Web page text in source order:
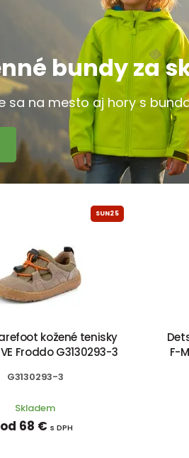
bundy za
sa na mesto aj hory s
SUN25
kožené tenisky
Froddo G3130293-3
G3130293-3
Skladem
od 68 € s DPH
F-